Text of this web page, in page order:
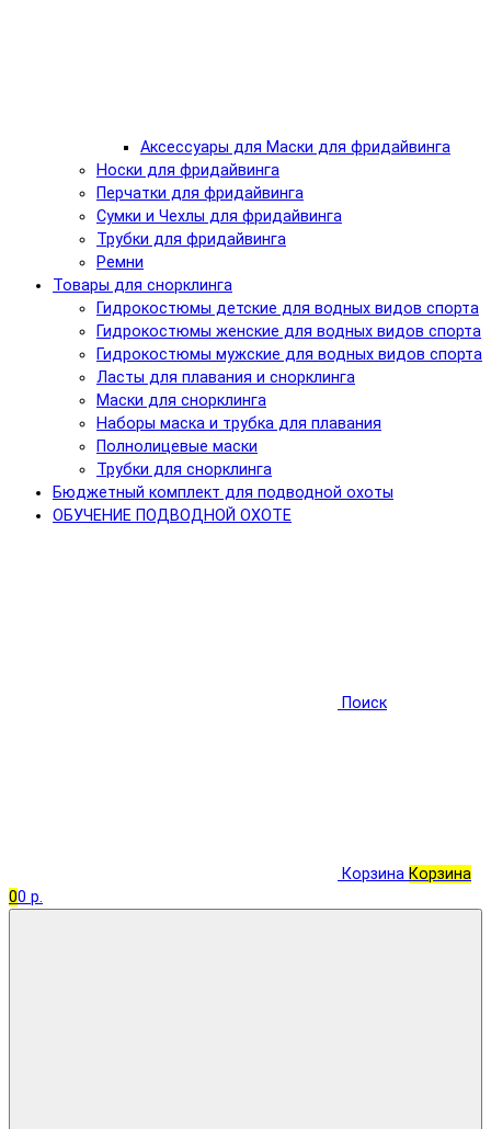
Аксессуары для Маски для фридайвинга
Носки для фридайвинга
Перчатки для фридайвинга
Сумки и Чехлы для фридайвинга
Трубки для фридайвинга
Ремни
Товары для снорклинга
Гидрокостюмы детские для водных видов спорта
Гидрокостюмы женские для водных видов спорта
Гидрокостюмы мужские для водных видов спорта
Ласты для плавания и снорклинга
Маски для снорклинга
Наборы маска и трубка для плавания
Полнолицевые маски
Трубки для снорклинга
Бюджетный комплект для подводной охоты
ОБУЧЕНИЕ ПОДВОДНОЙ ОХОТЕ
Поиск
Корзина Корзина
00 р.